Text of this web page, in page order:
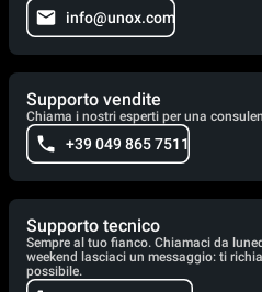
info@unox.com
Supporto vendite
Chiama i nostri esperti per una
+39 049 865 7511
Supporto tecnico
Sempre al tuo fianco. Chiamaci da
weekend lasciaci un messaggio: ti
possibile.